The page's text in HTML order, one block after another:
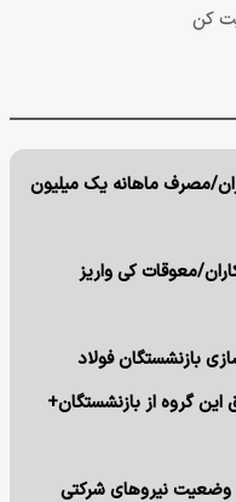
مصرف ماهانه یک میلیون
معوقات کی واریز
بازنشستگان فولاد
گروه از بازنشستگان+
وضعیت نیروهای شرکتی